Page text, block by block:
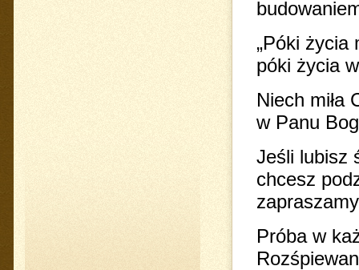
„Póki życia
póki życia
Niech miła
w Panu
Jeśli lubisz
chcesz
Próba w